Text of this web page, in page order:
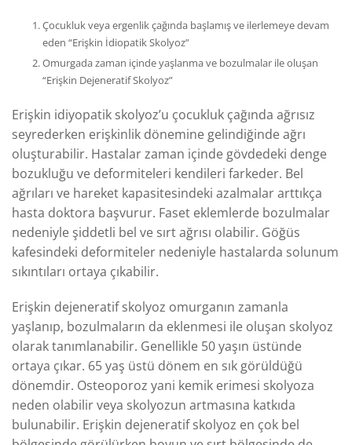
Çocukluk veya ergenlik çağında başlamış ve ilerlemeye devam
eden “Erişkin İdiopatik Skolyoz”
Omurgada zaman içinde yaşlanma ve bozulmalar ile oluşan
“Erişkin Dejeneratif Skolyoz”
Erişkin idiyopatik skolyoz’u çocukluk çağında ağrısız
seyrederken erişkinlik dönemine gelindiğinde ağrı
oluşturabilir. Hastalar zaman içinde gövdedeki denge
bozukluğu ve deformiteleri kendileri farkeder. Bel
ağrıları ve hareket kapasitesindeki azalmalar arttıkça
hasta doktora başvurur. Faset eklemlerde bozulmalar
nedeniyle şiddetli bel ve sırt ağrısı olabilir. Göğüs
kafesindeki deformiteler nedeniyle hastalarda solunum
sıkıntıları ortaya çıkabilir.
Erişkin dejeneratif skolyoz omurganın zamanla
yaşlanıp, bozulmaların da eklenmesi ile oluşan skolyoz
olarak tanımlanabilir. Genellikle 50 yaşın üstünde
ortaya çıkar. 65 yaş üstü dönem en sık görüldüğü
dönemdir. Osteoporoz yani kemik erimesi skolyoza
neden olabilir veya skolyozun artmasına katkıda
bulunabilir. Erişkin dejeneratif skolyoz en çok bel